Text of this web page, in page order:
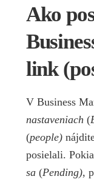
Ako
link
V Business
nastaveniach (
(people)
posielali.
sa (Pending),